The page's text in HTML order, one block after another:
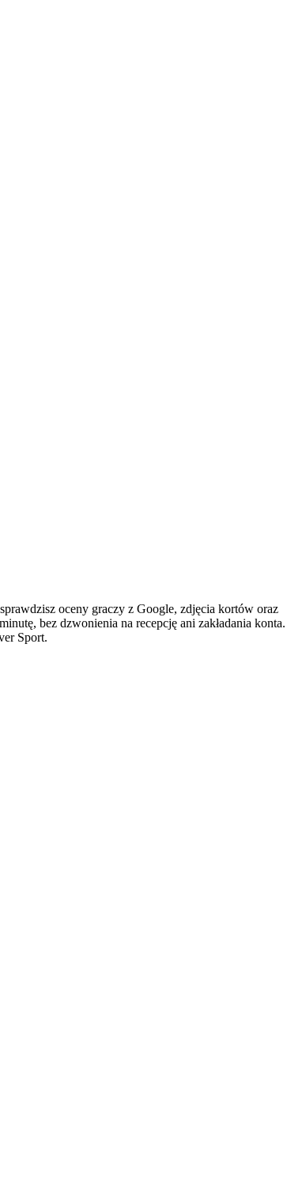
oceny graczy z Google, zdjęcia kortów oraz
bez dzwonienia na recepcję ani zakładania konta.
Sport.